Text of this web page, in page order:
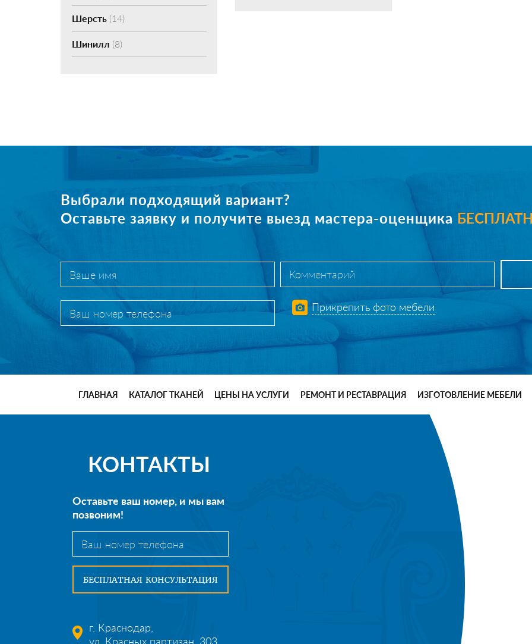
Шерсть(14)
Шинилл (8)
Выбрали подходящий вариант?
Оставьте заявку и получите выезд мастера-оценщика
Прикрепить фото мебели
ГЛАВНАЯ КАТАЛОГ ТКАНЕЙ ЦЕНЫ НА УСЛУГИ РЕМОНТ И РЕСТАВРАЦИЯ ИЗГОТОВЛЕНИЕ МЕБЕЛИ
КОНТАКТЫ
Оставьте ваш номер, и мы вам
позвоним!
г. Краснодар,
ул. Красных партизан, 303